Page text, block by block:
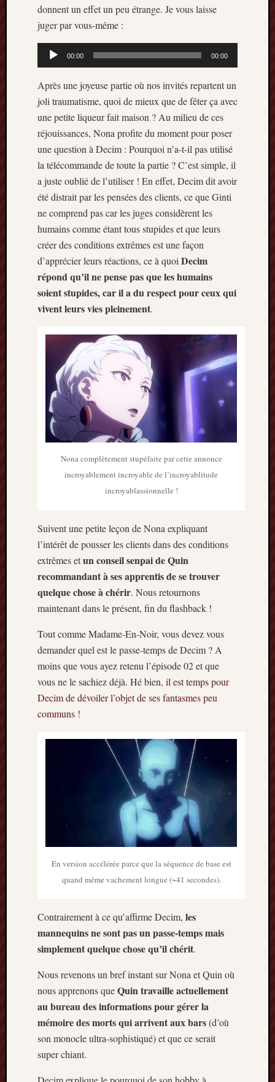
donnent un effet un peu étrange. Je vous laisse
juger par vous-même :
Lecteur
audio
00:00 00:00
Après une joyeuse partie où nos invités repartent un
joli traumatisme, quoi de mieux que de fêter ça avec
une petite liqueur fait maison ? Au milieu de ces
réjouissances, Nona profite du moment pour poser
une question à Decim : Pourquoi n’a-t-il pas utilisé
la télécommande de toute la partie ? C’est simple, il
a juste oublié de l’utiliser ! En effet, Decim dit avoir
été distrait par les pensées des clients, ce que Ginti
ne comprend pas car les juges considèrent les
humains comme étant tous stupides et que leurs
créer des conditions extrêmes est une façon
d’apprécier leurs réactions, ce à quoiDecim
répond qu’il ne pense pas que les humains
soient stupides, car il a du respect pour ceux qui
vivent leurs vies pleinement.
Nona complètement stupéfaite par cette annonce
incroyablement incroyable de l’incroyablitude
incroyablassionnelle !
Suivent une petite leçon de Nona expliquant
l’intérêt de pousser les clients dans des conditions
extrêmes etun conseil senpai de Quin
recommandant à ses apprentis de se trouver
quelque chose à chérir. Nous retournons
maintenant dans le présent, fin du flashback !
Tout comme Madame-En-Noir, vous devez vous
demander quel est le passe-temps de Decim ? A
moins que vous ayez retenu l’épisode 02 et que
vous ne le sachiez déjà. Hé bien, il est temps pour
Decim de dévoiler l’objet de ses fantasmes peu
communs !
En version accélérée parce que la séquence de base est
quand même vachement longue (~41 secondes).
Contrairement à ce qu’affirme Decim, les
mannequins ne sont pas un passe-temps mais
simplement quelque chose qu’il chérit.
Nous revenons un bref instant sur Nona et Quin où
nous apprenons queQuin travaille actuellement
au bureau des informations pour gérer la
mémoire des morts qui arrivent aux bars(d’où
son monocle ultra-sophistiqué) et que ce serait
super chiant.